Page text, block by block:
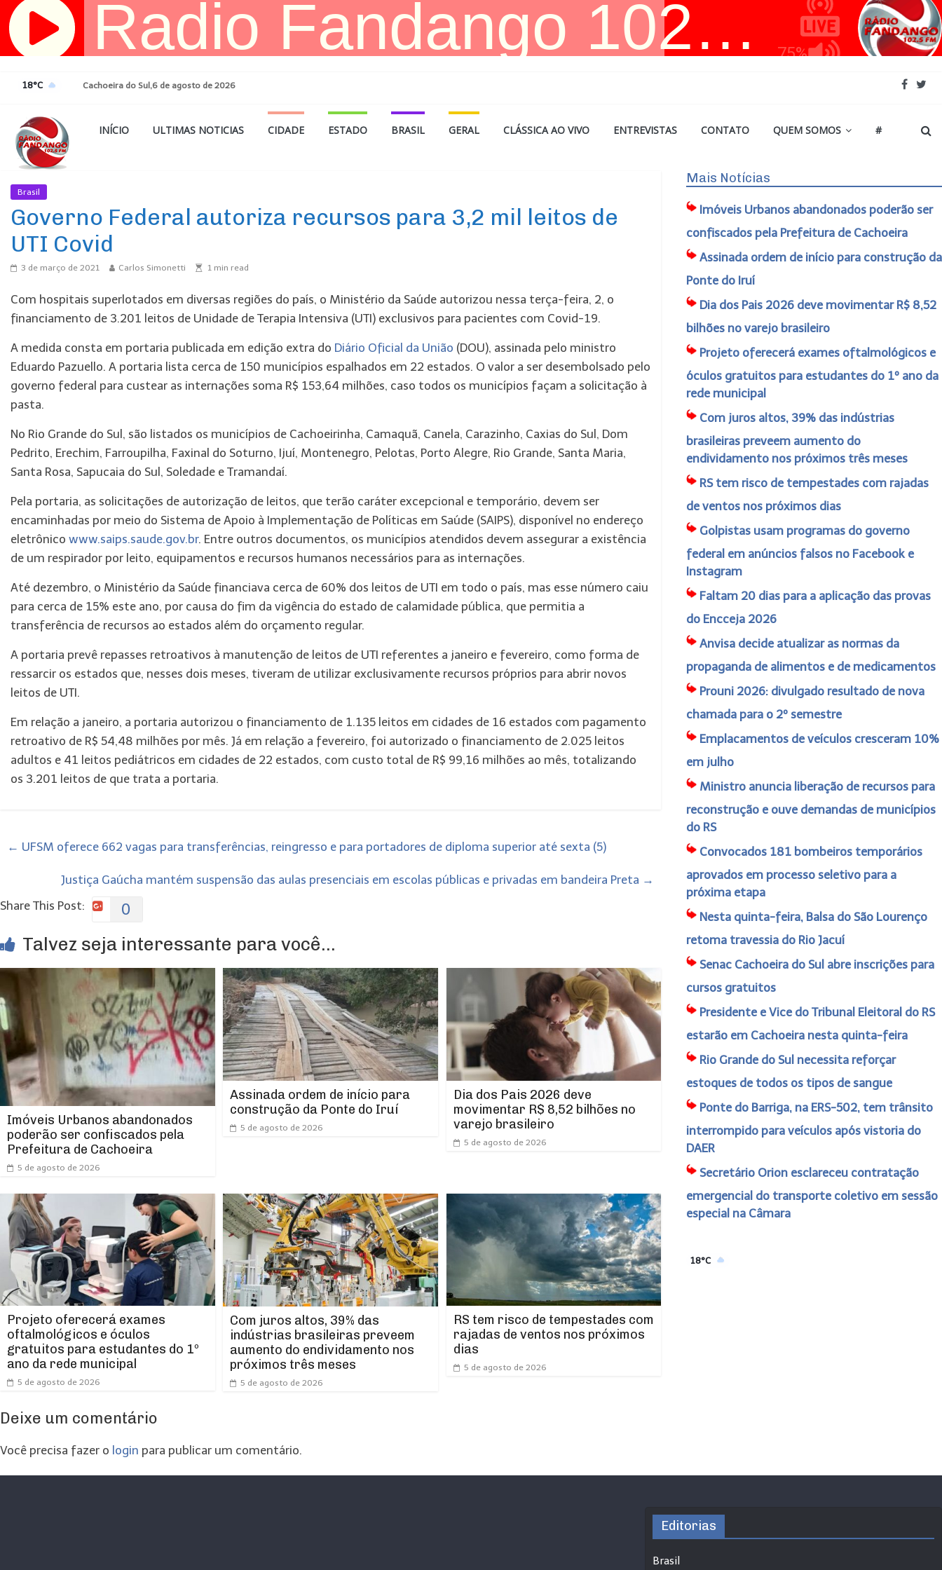
Pular
para
18°C Cachoeira do Sul,6 de agosto de 2026
INÍCIO ULTIMAS NOTICIAS CIDADE ESTADO BRASIL GERAL CLÁSSICA AO VIVO ENTREVISTAS CONTATO QUEM SOMOS #
Brasil
Governo Federal autoriza recursos para 3,2 mil leitos de
UTI Covid
3 de março de 2021 Carlos Simonetti 1 min read
Com hospitais superlotados em diversas regiões do país, o Ministério da Saúde autorizou nessa terça-feira, 2, o
financiamento de 3.201 leitos de Unidade de Terapia Intensiva (UTI) exclusivos para pacientes com Covid-19.
A medida consta em portaria publicada em edição extra do Diário Oficial da União (DOU), assinada pelo ministro
Eduardo Pazuello. A portaria lista cerca de 150 municípios espalhados em 22 estados. O valor a ser desembolsado pelo
governo federal para custear as internações soma R$ 153,64 milhões, caso todos os municípios façam a solicitação à
pasta.
No Rio Grande do Sul, são listados os municípios de Cachoeirinha, Camaquã, Canela, Carazinho, Caxias do Sul, Dom
Pedrito, Erechim, Farroupilha, Faxinal do Soturno, Ijuí, Montenegro, Pelotas, Porto Alegre, Rio Grande, Santa Maria,
Santa Rosa, Sapucaia do Sul, Soledade e Tramandaí.
Pela portaria, as solicitações de autorização de leitos, que terão caráter excepcional e temporário, devem ser
encaminhadas por meio do Sistema de Apoio à Implementação de Políticas em Saúde (SAIPS), disponível no endereço
eletrônico www.saips.saude.gov.br. Entre outros documentos, os municípios atendidos devem assegurar a existência
de um respirador por leito, equipamentos e recursos humanos necessários para as internações.
Até dezembro, o Ministério da Saúde financiava cerca de 60% dos leitos de UTI em todo o país, mas esse número caiu
para cerca de 15% este ano, por causa do fim da vigência do estado de calamidade pública, que permitia a
transferência de recursos ao estados além do orçamento regular.
A portaria prevê repasses retroativos à manutenção de leitos de UTI referentes a janeiro e fevereiro, como forma de
ressarcir os estados que, nesses dois meses, tiveram de utilizar exclusivamente recursos próprios para abrir novos
leitos de UTI.
Em relação a janeiro, a portaria autorizou o financiamento de 1.135 leitos em cidades de 16 estados com pagamento
retroativo de R$ 54,48 milhões por mês. Já em relação a fevereiro, foi autorizado o financiamento de 2.025 leitos
adultos e 41 leitos pediátricos em cidades de 22 estados, com custo total de R$ 99,16 milhões ao mês, totalizando
os 3.201 leitos de que trata a portaria.
← UFSM oferece 662 vagas para transferências, reingresso e para portadores de diploma superior até sexta (5)
Justiça Gaúcha mantém suspensão das aulas presenciais em escolas públicas e privadas em bandeira Preta →
Share This Post:
0
Talvez seja interessante para você...
Imóveis Urbanos abandonados
poderão ser confiscados pela
Prefeitura de Cachoeira
5 de agosto de 2026
Assinada ordem de início para
construção da Ponte do Iruí
5 de agosto de 2026
Dia dos Pais 2026 deve
movimentar R$ 8,52 bilhões no
varejo brasileiro
5 de agosto de 2026
Projeto oferecerá exames
oftalmológicos e óculos
gratuitos para estudantes do 1º
ano da rede municipal
5 de agosto de 2026
Com juros altos, 39% das
indústrias brasileiras preveem
aumento do endividamento nos
próximos três meses
5 de agosto de 2026
RS tem risco de tempestades com
rajadas de ventos nos próximos
dias
5 de agosto de 2026
Deixe um comentário
Você precisa fazer o login para publicar um comentário.
Mais Notícias
Imóveis Urbanos abandonados poderão ser
confiscados pela Prefeitura de Cachoeira
Assinada ordem de início para construção da
Ponte do Iruí
Dia dos Pais 2026 deve movimentar R$ 8,52
bilhões no varejo brasileiro
Projeto oferecerá exames oftalmológicos e
óculos gratuitos para estudantes do 1º ano da
rede municipal
Com juros altos, 39% das indústrias
brasileiras preveem aumento do
endividamento nos próximos três meses
RS tem risco de tempestades com rajadas
de ventos nos próximos dias
Golpistas usam programas do governo
federal em anúncios falsos no Facebook e
Instagram
Faltam 20 dias para a aplicação das provas
do Encceja 2026
Anvisa decide atualizar as normas da
propaganda de alimentos e de medicamentos
Prouni 2026: divulgado resultado de nova
chamada para o 2º semestre
Emplacamentos de veículos cresceram 10%
em julho
Ministro anuncia liberação de recursos para
reconstrução e ouve demandas de municípios
do RS
Convocados 181 bombeiros temporários
aprovados em processo seletivo para a
próxima etapa
Nesta quinta-feira, Balsa do São Lourenço
retoma travessia do Rio Jacuí
Senac Cachoeira do Sul abre inscrições para
cursos gratuitos
Presidente e Vice do Tribunal Eleitoral do RS
estarão em Cachoeira nesta quinta-feira
Rio Grande do Sul necessita reforçar
estoques de todos os tipos de sangue
Ponte do Barriga, na ERS-502, tem trânsito
interrompido para veículos após vistoria do
DAER
Secretário Orion esclareceu contratação
emergencial do transporte coletivo em sessão
especial na Câmara
18°C
Editorias
Brasil